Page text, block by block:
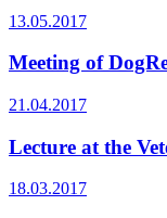
13.05.2017
Meeting of
21.04.2017
Lecture at the
18.03.2017